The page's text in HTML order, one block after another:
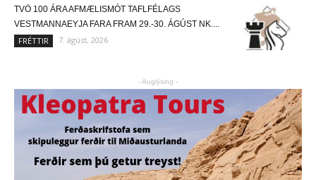
TVÖ 100 ÁRA AFMÆLISMÓT TAFLFÉLAGS
VESTMANNAEYJA FARA FRAM 29.-30. ÁGÚST NK....
FRÉTTIR 7. ágúst, 2026
- Auglýsing -